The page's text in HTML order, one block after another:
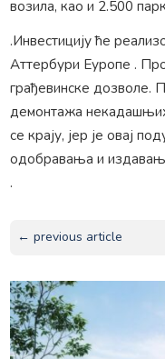
возила, као и 2.500
.Инвестицију ће
Аттербури Еуропе .
грађевинске дозволе.
демонтажа некадашњих
се крају, јер је овај
одобравања и
.
← previous article